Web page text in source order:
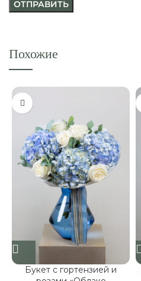
Похожие
Букет с гортензией и